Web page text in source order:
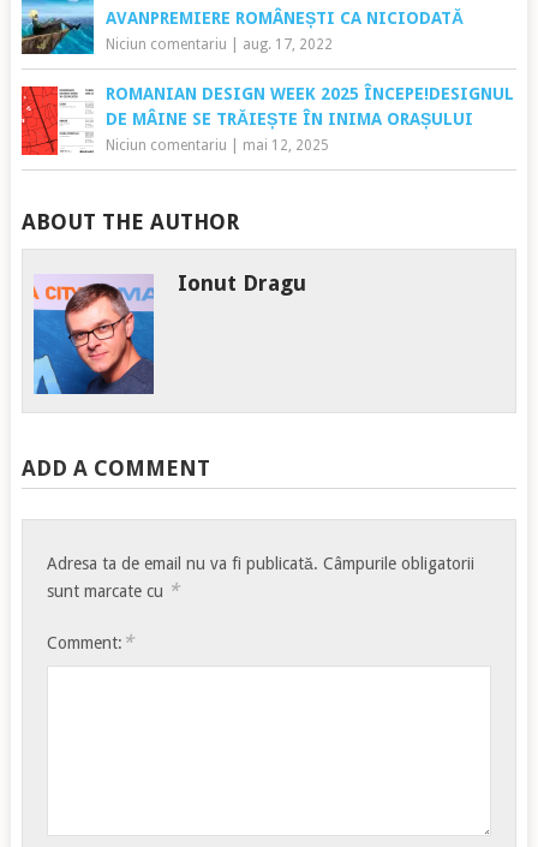
AVANPREMIERE ROMÂNEȘTI CA NICIODATĂ
Niciun comentariu aug. 17, 2022
ROMANIAN DESIGN WEEK 2025 ÎNCEPE!DESIGNUL
DE MÂINE SE TRĂIEȘTE ÎN INIMA ORAȘULUI
Niciun comentariu mai 12, 2025
ABOUT THE AUTHOR
Ionut Dragu
ADD A COMMENT
Adresa ta de email nu va fi publicată. Câmpurile obligatorii
sunt marcate cu *
Comment: *